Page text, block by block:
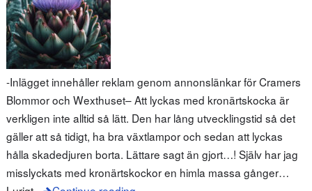
-Inlägget innehåller reklam genom annonslänkar för Cramers
Blommor och Wexthuset– Att lyckas med kronärtskocka är
verkligen inte alltid så lätt. Den har lång utvecklingstid så det
gäller att så tidigt, ha bra växtlampor och sedan att lyckas
hålla skadedjuren borta. Lättare sagt än gjort…! Själv har jag
misslyckats med kronärtskockor en himla massa gånger…